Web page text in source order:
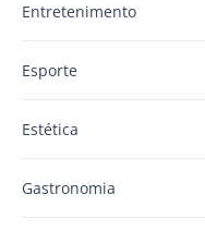
Entretenimento
Esporte
Estética
Gastronomia